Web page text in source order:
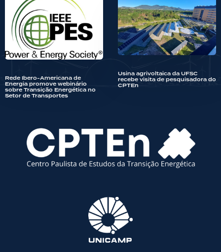
Rede Ibero-Americana de
Energia promove webinário
sobre Transição Energética no
Setor de Transportes
Usina agrivoltaica da UFSC
recebe visita de pesquisadora do
CPTEn